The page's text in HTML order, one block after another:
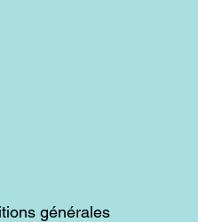
générales